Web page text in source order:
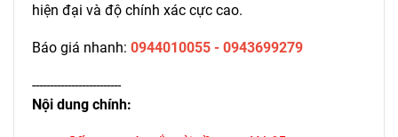
hiện đại và độ chính xác cực cao.
Báo giá nhanh: 0944010055 - 0943699279
-------------------------
Nội dung chính: